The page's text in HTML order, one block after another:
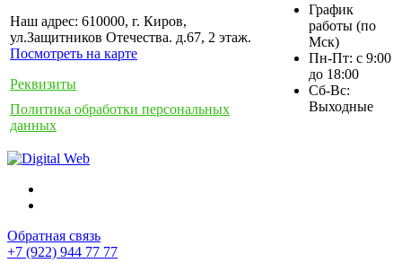
Наш адрес: 610000, г. Киров,
ул.Защитников Отечества. д.67, 2 этаж.
Посмотреть на карте
Реквизиты
Политика обработки персональных
данных
График
работы (по
Мск)
Пн-Пт: с 9:00
до 18:00
Сб-Вс:
Выходные
Обратная связь
+7 (922) 944 77 77